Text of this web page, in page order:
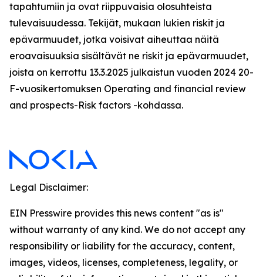
tapahtumiin ja ovat riippuvaisia olosuhteista
tulevaisuudessa. Tekijät, mukaan lukien riskit ja
epävarmuudet, jotka voisivat aiheuttaa näitä
eroavaisuuksia sisältävät ne riskit ja epävarmuudet,
joista on kerrottu 13.3.2025 julkaistun vuoden 2024 20-
F-vuosikertomuksen Operating and financial review
and prospects-Risk factors -kohdassa.
Legal Disclaimer:
EIN Presswire provides this news content "as is"
without warranty of any kind. We do not accept any
responsibility or liability for the accuracy, content,
images, videos, licenses, completeness, legality, or